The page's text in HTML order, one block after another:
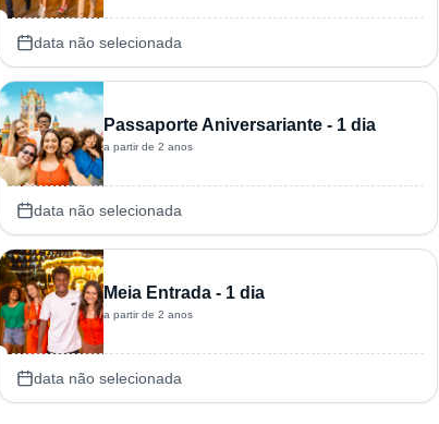
data não selecionada
Passaporte Aniversariante - 1 dia
a partir de 2 anos
data não selecionada
Meia Entrada - 1 dia
a partir de 2 anos
data não selecionada